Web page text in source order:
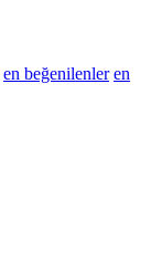
en beğenilenler en